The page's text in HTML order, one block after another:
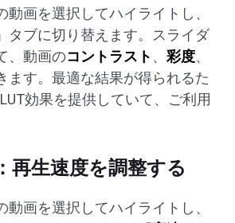
動画を選択してハイライトし、
」タブに切り替えます。スライダ
、動画のコントラスト 、 彩度、
ます。最適な結果が得られるた
効果を提供していて、ご利用
再生速度を調整する
動画を選択してハイライトし、